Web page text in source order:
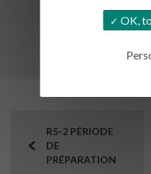
OK,
R5-2 PÉRIODE
DE
PRÉPARATION